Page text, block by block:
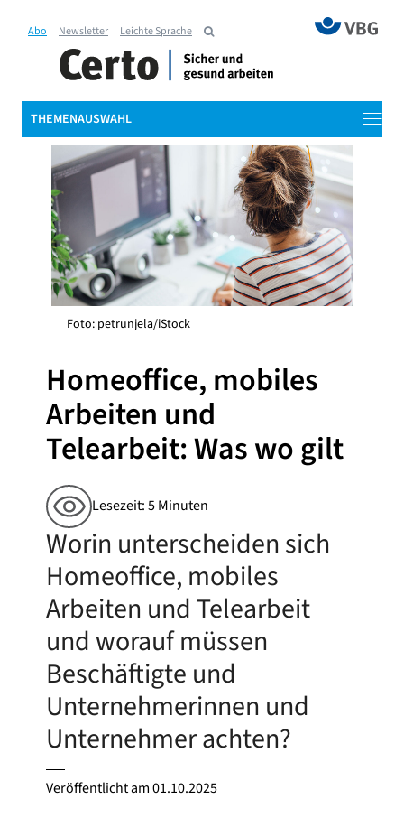
Abo Newsletter Leichte Sprache
THEMENAUSWAHL
Foto: petrunjela/iStock
Homeoffice, mobiles
Arbeiten und
Telearbeit: Was wo gilt
Lesezeit: 5 Minuten
Worin unterscheiden sich
Homeoffice, mobiles
Arbeiten und Telearbeit
und worauf müssen
Beschäftigte und
Unternehmerinnen und
Unternehmer achten?
Veröffentlicht am01.10.2025